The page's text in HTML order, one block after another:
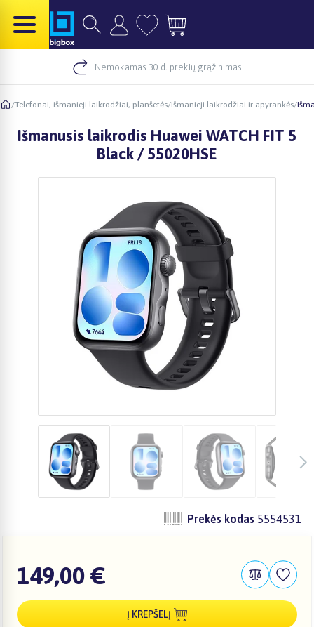
Nemokamas 30 d. prekių grąžinimas
/Telefonai, išmanieji laikrodžiai, planšetės/Išmanieji laikrodžiai ir apyrankės/
Išmanusis laikrodis Huawei WATCH FIT 5
Black / 55020HSE
Prekės kodas 5554531
149,00 €
Į KREPŠELĮ